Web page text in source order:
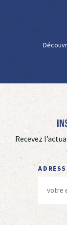
Recevez